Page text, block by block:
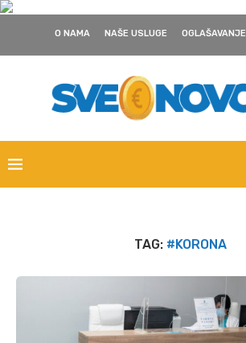
O NAMA NAŠE USLUGE OGLAŠAVANJE
TAG: #KORONA